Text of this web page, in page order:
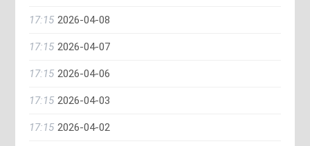
17:15 2026-04-08
17:15 2026-04-07
17:15 2026-04-06
17:15 2026-04-03
17:15 2026-04-02